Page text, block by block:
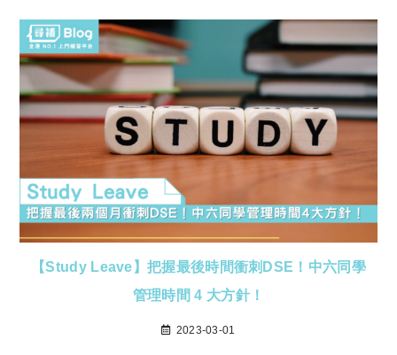
【Study Leave】把握最後時間衝刺DSE！中六同學
管理時間 4 大方針！
2023-03-01